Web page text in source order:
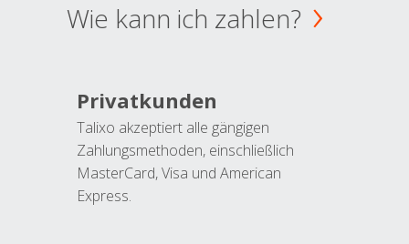
Wie kann ich zahlen?
Privatkunden
Talixo akzeptiert alle gängigen
Zahlungsmethoden, einschließlich
MasterCard, Visa und American
Express.